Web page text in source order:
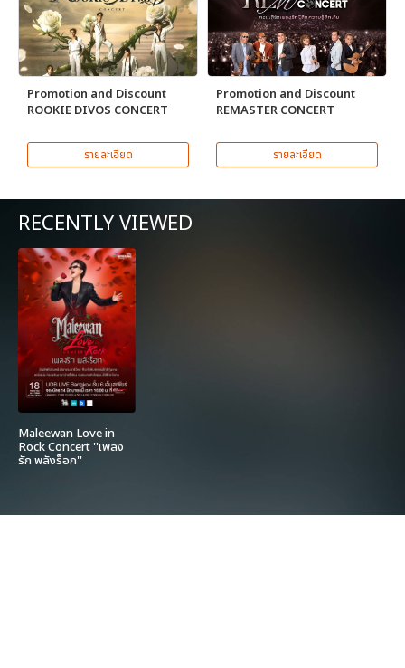
Promotion and Discount
ROOKIE DIVOS CONCERT
รายละเอียด
Promotion and Discount
REMASTER CONCERT
รายละเอียด
RECENTLY VIEWED
Maleewan Love in
Rock Concert ''เพลง
รัก พลังร็อก''